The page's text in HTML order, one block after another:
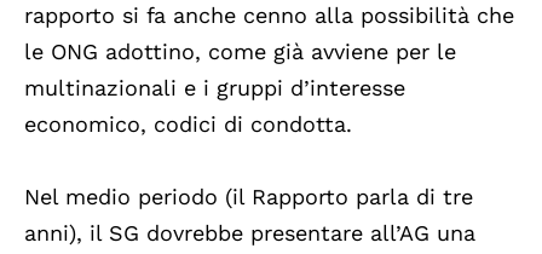
rapporto si fa anche cenno alla possibilità che
le ONG adottino, come già avviene per le
multinazionali e i gruppi d’interesse
economico, codici di condotta.
Nel medio periodo (il Rapporto parla di tre
anni), il SG dovrebbe presentare all’AG una